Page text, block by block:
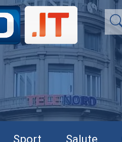
Sport Salute